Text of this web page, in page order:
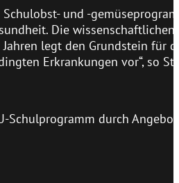
Schulobst- und -
Die
legt den Grundstein für
Erkrankungen vor“, so
Schulprogramm durch